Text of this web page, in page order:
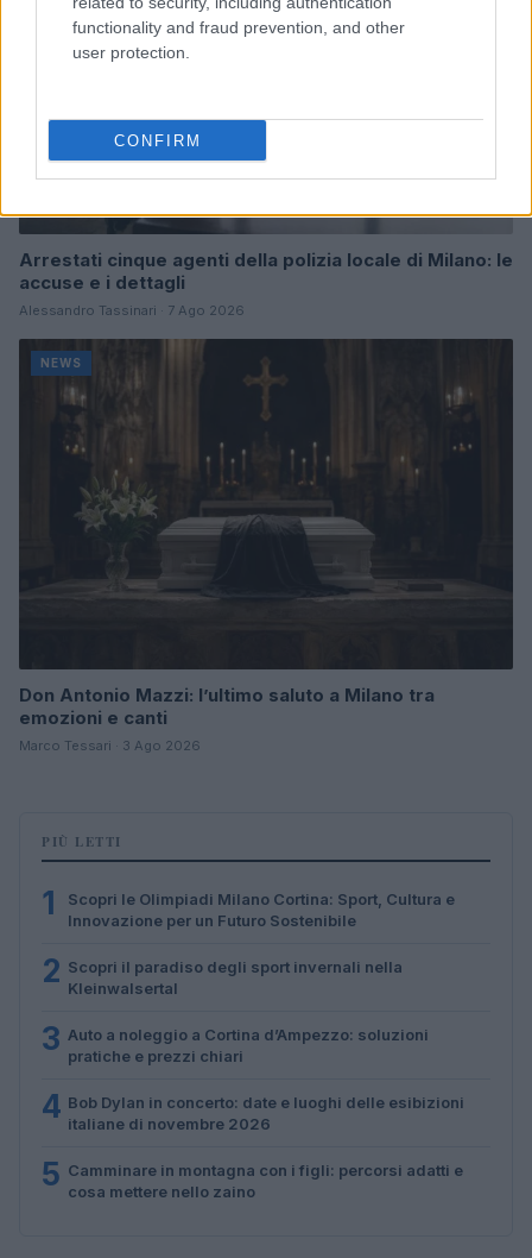
functionality and fraud prevention, and other
user protection.
CONFIRM
Arrestati cinque agenti della polizia locale di Milano: le
accuse e i dettagli
Alessandro Tassinari · 7 Ago 2026
NEWS
Don Antonio Mazzi: l’ultimo saluto a Milano tra
emozioni e canti
Marco Tessari · 3 Ago 2026
PIÙ LETTI
1
Scopri le Olimpiadi Milano Cortina: Sport, Cultura e
Innovazione per un Futuro Sostenibile
2 Scopri il paradiso degli sport invernali nella
Kleinwalsertal
3 Auto a noleggio a Cortina d’Ampezzo: soluzioni
pratiche e prezzi chiari
4 Bob Dylan in concerto: date e luoghi delle esibizioni
italiane di novembre 2026
5 Camminare in montagna con i figli: percorsi adatti e
cosa mettere nello zaino